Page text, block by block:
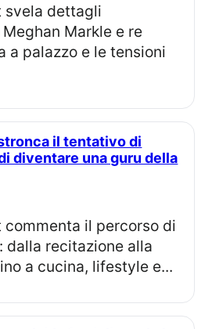
Markle e re
a palazzo e le tensioni
diventare una guru della
dalla recitazione alla
a cucina, lifestyle e...